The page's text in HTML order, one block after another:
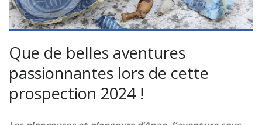
Que de belles aventures
passionnantes lors de cette
prospection 2024 !